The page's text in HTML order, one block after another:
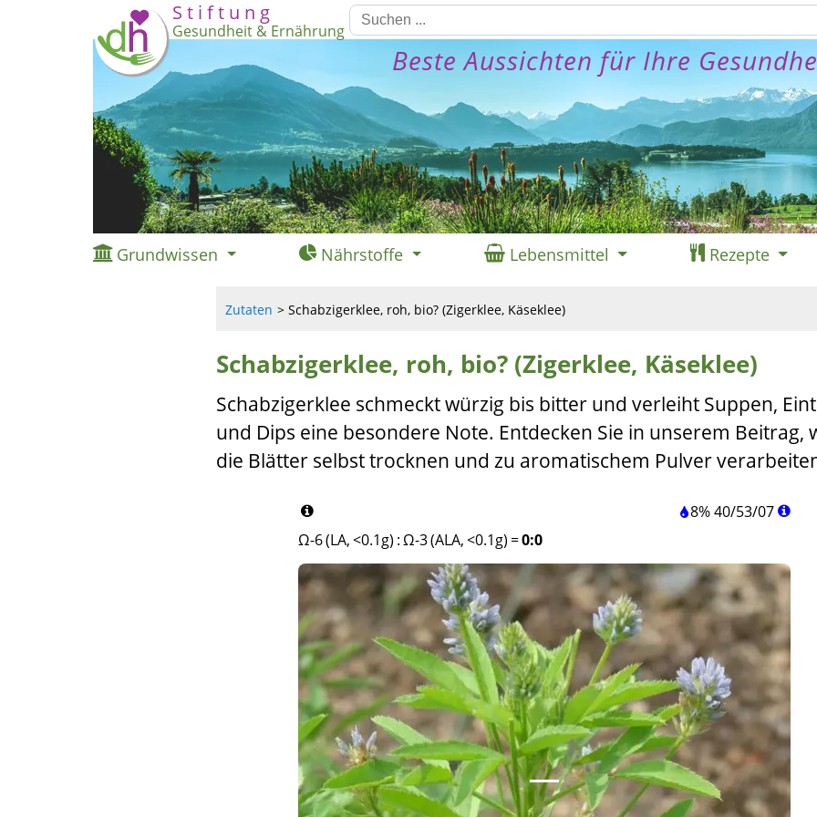
S t i f t u n g
Gesundheit & Ernährung
Beste Aussichten für Ihre
Grundwissen Nährstoffe Lebensmittel Rezepte
Zutaten Schabzigerklee, roh, bio? (Zigerklee, Käseklee)
Schabzigerklee, roh, bio? (Zigerklee, Käseklee)
Schabzigerklee schmeckt würzig bis bitter und verleiht Suppen,
und Dips eine besondere Note. Entdecken Sie in unserem Beitrag,
die Blätter selbst trocknen und zu aromatischem Pulver
8%40/53/07
Ω-6 (LA, <0.1g) :Ω-3 (ALA, <0.1g) =0:0